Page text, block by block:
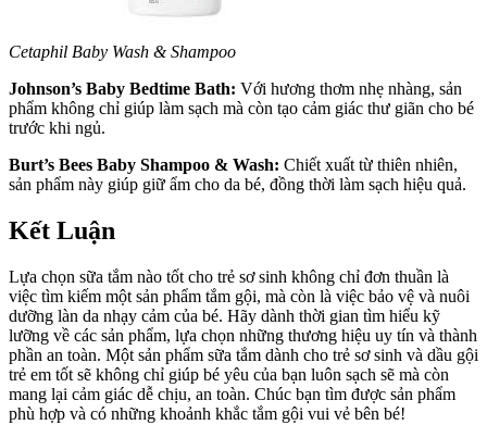
Cetaphil Baby Wash & Shampoo
Johnson’s Baby Bedtime Bath: Với hương thơm nhẹ nhàng, sản
phẩm không chỉ giúp làm sạch mà còn tạo cảm giác thư giãn cho bé
trước khi ngủ.
Burt’s Bees Baby Shampoo & Wash: Chiết xuất từ thiên nhiên,
sản phẩm này giúp giữ ẩm cho da bé, đồng thời làm sạch hiệu quả.
Kết Luận
Lựa chọn sữa tắm nào tốt cho trẻ sơ sinh không chỉ đơn thuần là
việc tìm kiếm một sản phẩm tắm gội, mà còn là việc bảo vệ và nuôi
dưỡng làn da nhạy cảm của bé. Hãy dành thời gian tìm hiểu kỹ
lưỡng về các sản phẩm, lựa chọn những thương hiệu uy tín và thành
phần an toàn. Một sản phẩm sữa tắm dành cho trẻ sơ sinh và dầu gội
trẻ em tốt sẽ không chỉ giúp bé yêu của bạn luôn sạch sẽ mà còn
mang lại cảm giác dễ chịu, an toàn. Chúc bạn tìm được sản phẩm
phù hợp và có những khoảnh khắc tắm gội vui vẻ bên bé!